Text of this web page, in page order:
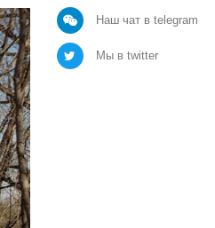
Наш чат в telegram
Мы в twitter